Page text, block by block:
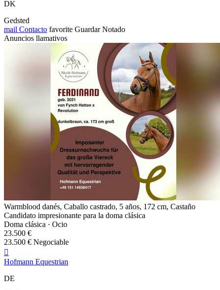
DK
Gedsted
mail Contacto favorite Guardar Notado
Anuncios llamativos
Warmblood danés, Caballo castrado, 5 años, 172 cm, Castaño
Candidato impresionante para la doma clásica
Doma clásica · Ocio
23.500 €
23.500 € Negociable

Hofmann Equestrian
DE